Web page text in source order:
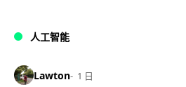
人工智能
Lawton 1 日